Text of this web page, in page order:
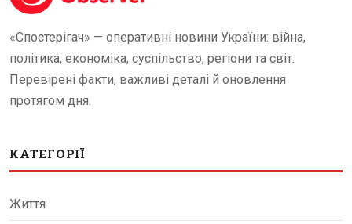
«Спостерігач» — оперативні новини України: війна,
політика, економіка, суспільство, регіони та світ.
Перевірені факти, важливі деталі й оновлення
протягом дня.
КАТЕГОРІЇ
Життя